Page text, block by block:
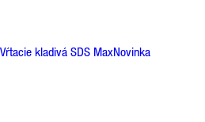
Vŕtacie kladivá SDS MaxNovinka